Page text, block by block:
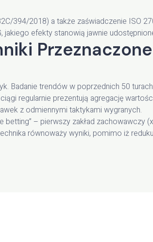
394/2018) a także zaświadczenie ISO
efekty stanowią jawnie
Badanie trendów w poprzednich 50
regularnie prezentują agregację
z odmiennymi taktykami wygranych.
– pierwszy zakład zachowawczy
równoważy wyniki, pomimo iż